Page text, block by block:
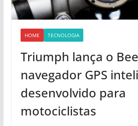
HOME TECNOLOGIA
Triumph lança o
navegador GPS
desenvolvido para
motociclistas